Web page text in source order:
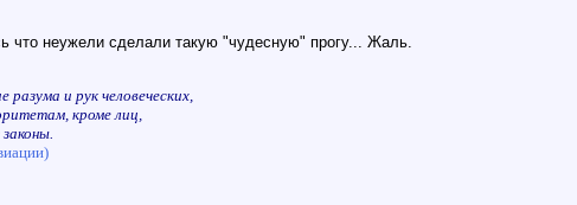
что неужели сделали такую "чудесную" прогу... Жаль.
и рук человеческих,
кроме лиц,